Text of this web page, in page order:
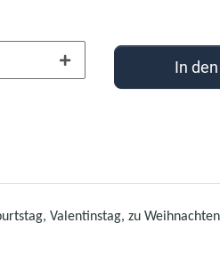
In
Valentinstag, zu